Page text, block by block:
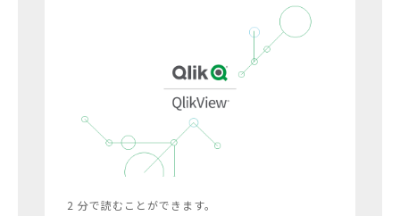
2 分で読むことができます。